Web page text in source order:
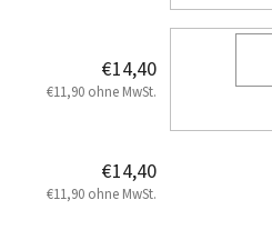
€14,40
€11,90 ohne MwSt.
€14,40
€11,90 ohne MwSt.